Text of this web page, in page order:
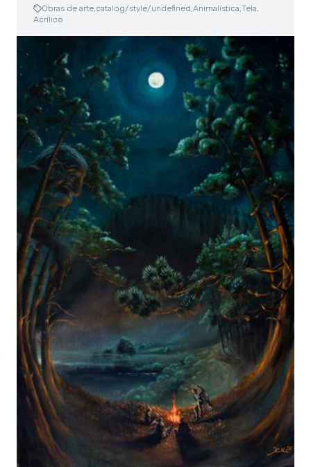
Obras de arte, catalog/style/undefined, Animalística, Tela,
Acrílico